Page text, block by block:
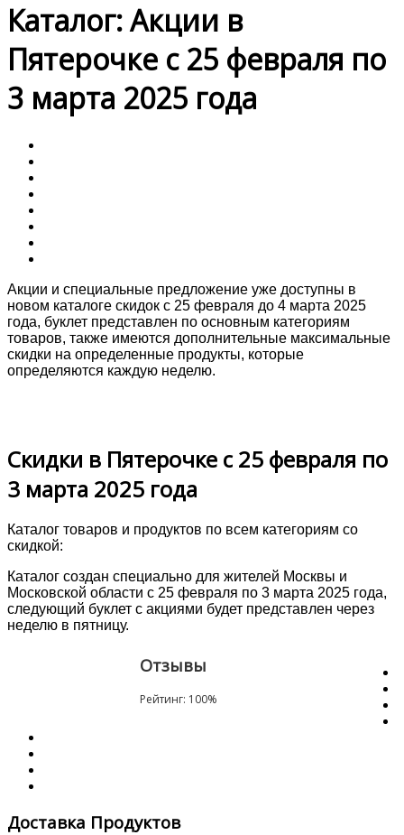
Каталог: Акции в
Пятерочке с 25 февраля по
3 марта 2025 года
Акции и специальные предложение уже доступны в
новом каталоге скидок с 25 февраля до 4 марта 2025
года, буклет представлен по основным категориям
товаров, также имеются дополнительные максимальные
скидки на определенные продукты, которые
определяются каждую неделю.
Скидки в Пятерочке с 25 февраля по
3 марта 2025 года
Каталог товаров и продуктов по всем категориям со
скидкой:
Каталог создан специально для жителей Москвы и
Московской области с 25 февраля по 3 марта 2025 года,
следующий буклет с акциями будет представлен через
неделю в пятницу.
Отзывы
Рейтинг: 100%
Доставка Продуктов